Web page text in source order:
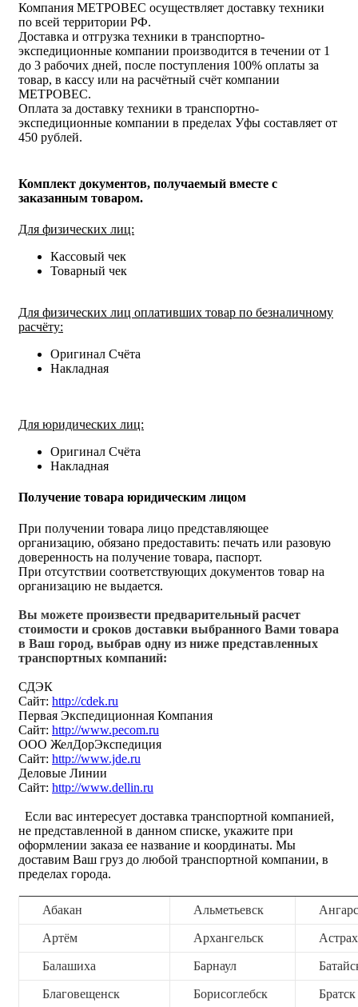
Компания МЕТРОВЕС осуществляет доставку техники
по всей территории РФ.
Доставка и отгрузка техники в транспортно-
экспедиционные компании производится в течении от 1
до 3 рабочих дней, после поступления 100% оплаты за
товар, в кассу или на расчётный счёт компании
МЕТРОВЕС.
Оплата за доставку техники в транспортно-
экспедиционные компании в пределах Уфы составляет от
450 рублей.
Комплект документов, получаемый вместе с
заказанным товаром.
Для физических лиц:
Кассовый чек
Товарный чек
Для физических лиц оплативших товар по безналичному
расчёту:
Оригинал Счёта
Накладная
Для юридических лиц:
Оригинал Счёта
Накладная
Получение товара юридическим лицом
При получении товара лицо представляющее
организацию, обязано предоставить: печать или разовую
доверенность на получение товара, паспорт.
При отсутствии соответствующих документов товар на
организацию не выдается.
Вы можете произвести предварительный расчет
стоимости и сроков доставки выбранного Вами товара
в Ваш город, выбрав одну из ниже представленных
транспортных компаний:
СДЭК
Сайт: http://cdek.ru
Первая Экспедиционная Компания
Сайт: http://www.pecom.ru
ООО ЖелДорЭкспедиция
Сайт: http://www.jde.ru
Деловые Линии
Сайт: http://www.dellin.ru
Если вас интересует доставка транспортной компанией,
не представленной в данном списке, укажите при
оформлении заказа ее название и координаты. Мы
доставим Ваш груз до любой транспортной компании, в
пределах города.
Абакан Альметьевск
Артём Архангельск
Балашиха Барнаул
Благовещенск Борисоглебск Братск